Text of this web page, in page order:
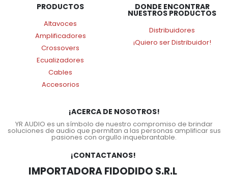
PRODUCTOS
Altavoces
Amplificadores
Crossovers
Ecualizadores
Cables
Accesorios
DONDE ENCONTRAR
NUESTROS PRODUCTOS
Distribuidores
¡Quiero ser Distribuidor!
¡ACERCA DE NOSOTROS!
YR AUDIO es un símbolo de nuestro compromiso de brindar
soluciones de audio que permitan a las personas amplificar sus
pasiones con orgullo inquebrantable.
¡CONTACTANOS!
IMPORTADORA FIDODIDO S.R.L